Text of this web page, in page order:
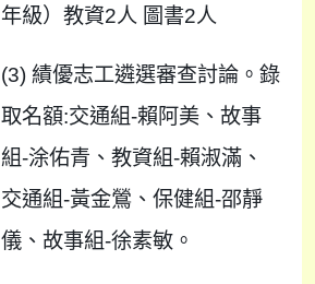
年級）教資2人 圖書2人
(3) 績優志工遴選審查討論。錄
取名額:交通組-賴阿美、故事
組-涂佑青、教資組-賴淑滿、
交通組-黃金鶯、保健組-邵靜
儀、故事組-徐素敏。